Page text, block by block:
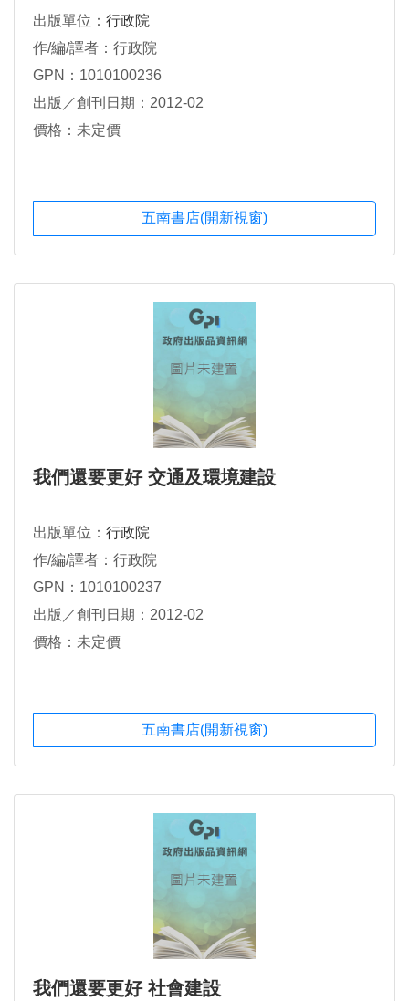
出版單位： 行政院
作/編/譯者：行政院
GPN：1010100236
出版／創刊日期：2012-02
價格：未定價
五南書店(開新視窗)
我們還要更好 交通及環境建設
出版單位： 行政院
作/編/譯者：行政院
GPN：1010100237
出版／創刊日期：2012-02
價格：未定價
五南書店(開新視窗)
我們還要更好 社會建設